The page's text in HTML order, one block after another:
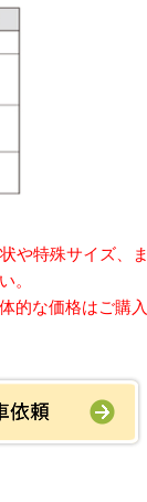
や特殊サイズ、
。
な価格はご購